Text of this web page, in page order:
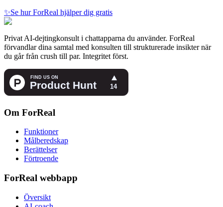
✨Se hur ForReal hjälper dig gratis
Privat AI-dejtingkonsult i chattapparna du använder. ForReal
förvandlar dina samtal med konsulten till strukturerade insikter när
du går från crush till par. Integritet först.
Om ForReal
Funktioner
Målberedskap
Berättelser
Förtroende
ForReal webbapp
Översikt